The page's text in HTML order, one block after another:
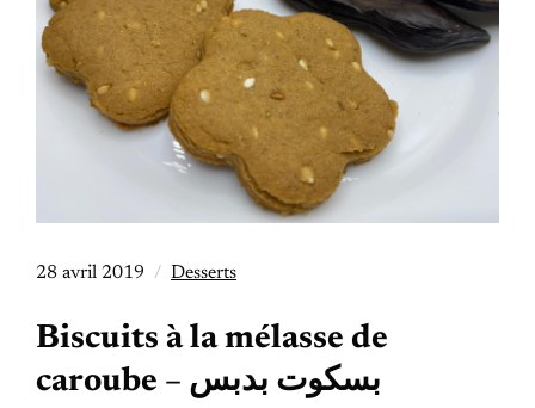
28 avril 2019 Desserts
Biscuits à la mélasse de
caroube – بسكوت بدبس